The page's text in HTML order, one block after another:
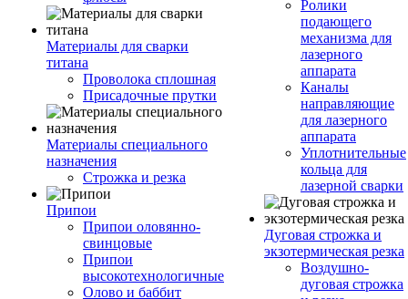
Материалы для сварки
титана
Проволока сплошная
Присадочные прутки
Материалы специального
назначения
Строжка и резка
Припои
Припои оловянно-
свинцовые
Припои
высокотехнологичные
Олово и баббит
Ролики
подающего
механизма для
лазерного
аппарата
Каналы
направляющие
для лазерного
аппарата
Уплотнительные
кольца для
лазерной сварки
Дуговая строжка и
экзотермическая резка
Воздушно-
дуговая строжка